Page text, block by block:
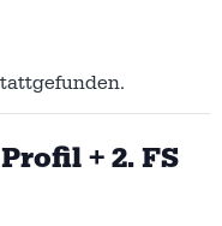
+ 2. FS